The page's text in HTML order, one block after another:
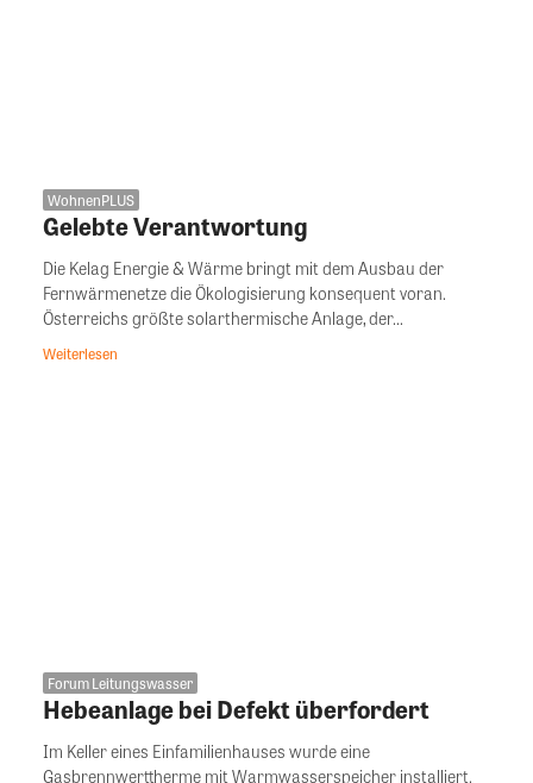
WohnenPLUS
Gelebte Verantwortung
Die Kelag Energie & Wärme bringt mit dem Ausbau der
Fernwärmenetze die Ökologisierung konsequent voran.
Österreichs größte solarthermische Anlage, der...
Weiterlesen
Forum Leitungswasser
Hebeanlage bei Defekt überfordert
Im Keller eines Einfamilienhauses wurde eine
Gasbrennwerttherme mit Warmwasserspeicher installiert.